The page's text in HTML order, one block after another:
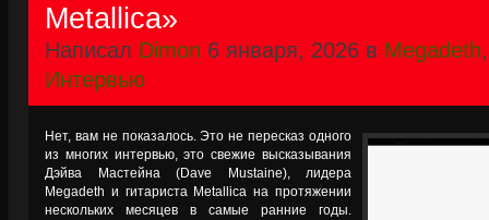
Metallica»
Написал Dimon 6 января, 2026 в Megadeth
Интервью
Нет, вам не показалось. Это не пересказ одного
из многих интервью, это свежие высказывания
Дэйва Мастейна (Dave Mustaine), лидера
Megadeth и гитариста Metallica на протяжении
нескольких месяцев в самые ранние годы.